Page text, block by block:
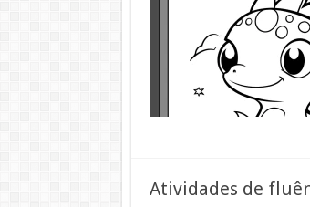
Atividades de